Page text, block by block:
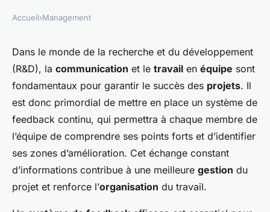
MANAGEMENT
Comment créer un système de
feedback en continu pour les
équipes de projet en R&D?
giselle•25 avril 2024 •6 min de lecture
Accueil›Management
Dans le monde de la recherche et du développement
(R&D), la communication et le travail en équipe sont
fondamentaux pour garantir le succès des projets. Il
est donc primordial de mettre en place un système de
feedback continu, qui permettra à chaque membre de
l’équipe de comprendre ses points forts et d’identifier
ses zones d’amélioration. Cet échange constant
d’informations contribue à une meilleure gestion du
projet et renforce l’organisation du travail.